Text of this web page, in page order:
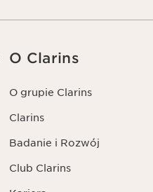
O Clarins
O grupie Clarins
Clarins
Badanie i Rozwój
Club Clarins